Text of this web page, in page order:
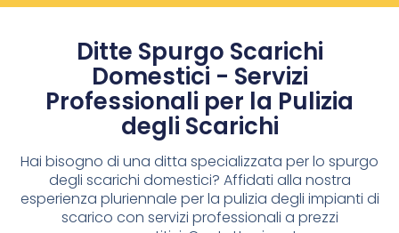
Ditte Spurgo Scarichi
Domestici - Servizi
Professionali per la Pulizia
degli Scarichi
Hai bisogno di una ditta specializzata per lo spurgo
degli scarichi domestici? Affidati alla nostra
esperienza pluriennale per la pulizia degli impianti di
scarico con servizi professionali a prezzi